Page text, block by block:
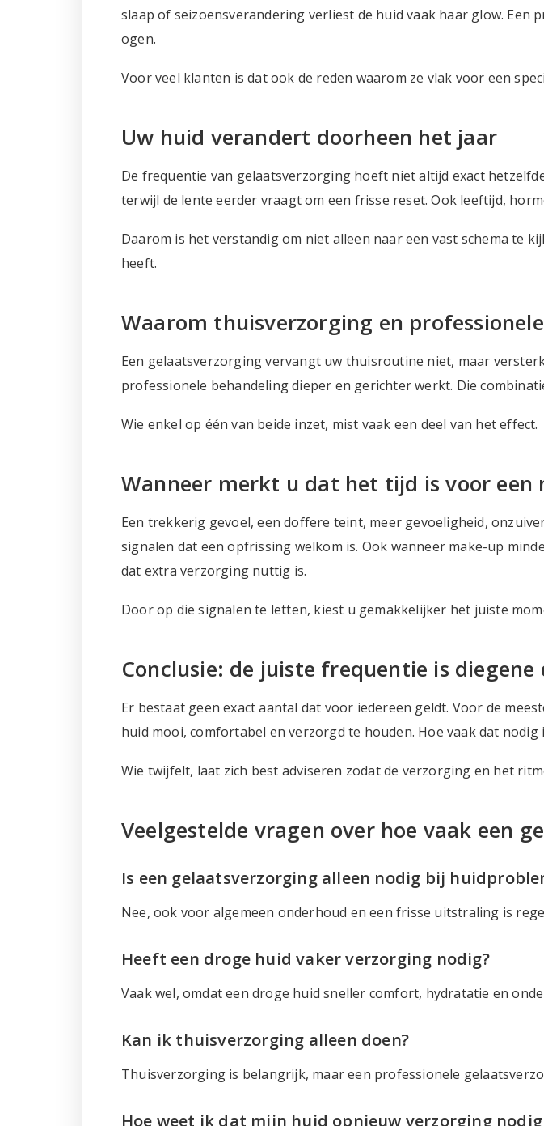
slaap of seizoensverandering verliest de huid vaak haar glow.
ogen.
Voor veel klanten is dat ook de reden waarom ze vlak voor een
Uw huid verandert doorheen het jaar
De frequentie van gelaatsverzorging hoeft niet altijd exact
terwijl de lente eerder vraagt om een frisse reset. Ook leeftijd,
Daarom is het verstandig om niet alleen naar een vast schema te
heeft.
Waarom thuisverzorging en
Een gelaatsverzorging vervangt uw thuisroutine niet, maar
professionele behandeling dieper en gerichter werkt. Die
Wie enkel op één van beide inzet, mist vaak een deel van het effect.
Wanneer merkt u dat het tijd is voor een
Een trekkerig gevoel, een doffere teint, meer gevoeligheid,
signalen dat een opfrissing welkom is. Ook wanneer make-up
dat extra verzorging nuttig is.
Door op die signalen te letten, kiest u gemakkelijker het juiste
Conclusie: de juiste frequentie is
Er bestaat geen exact aantal dat voor iedereen geldt. Voor de
huid mooi, comfortabel en verzorgd te houden. Hoe vaak dat
Wie twijfelt, laat zich best adviseren zodat de verzorging en het
Veelgestelde vragen over hoe vaak een
Is een gelaatsverzorging alleen nodig bij
Nee, ook voor algemeen onderhoud en een frisse uitstraling is
Heeft een droge huid vaker verzorging nodig?
Vaak wel, omdat een droge huid sneller comfort, hydratatie en
Kan ik thuisverzorging alleen doen?
Thuisverzorging is belangrijk, maar een professionele
Hoe weet ik dat mijn huid opnieuw verzorging